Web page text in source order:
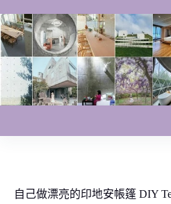
至
主
要
內
容
自己做漂亮的印地安帳篷 DIY